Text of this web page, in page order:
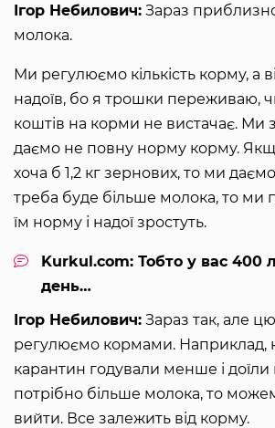
Ігор Небилович: Зараз
молока.
Ми регулюємо кількість корму, а
надоїв, бо я трошки переживаю,
коштів на корми не вистачає. Ми
даємо не повну норму корму.
хоча б 1,2 кг зернових, то ми
треба буде більше молока, то ми
їм норму і надої зростуть.
Kurkul.com: Тобто у вас 400
день…
Ігор Небилович: Зараз так, але цю
регулюємо кормами. Наприклад,
карантин годували менше і
потрібно більше молока, то
вийти. Все залежить від корму.